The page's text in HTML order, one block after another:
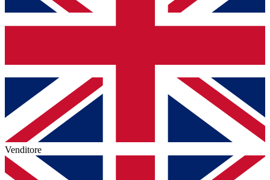
Venditore